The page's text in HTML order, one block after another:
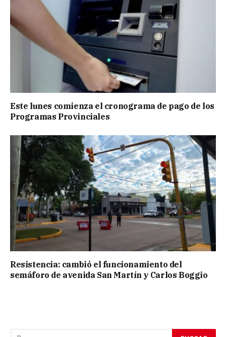
Este lunes comienza el cronograma de pago de los
Programas Provinciales
Resistencia: cambió el funcionamiento del
semáforo de avenida San Martín y Carlos Boggio